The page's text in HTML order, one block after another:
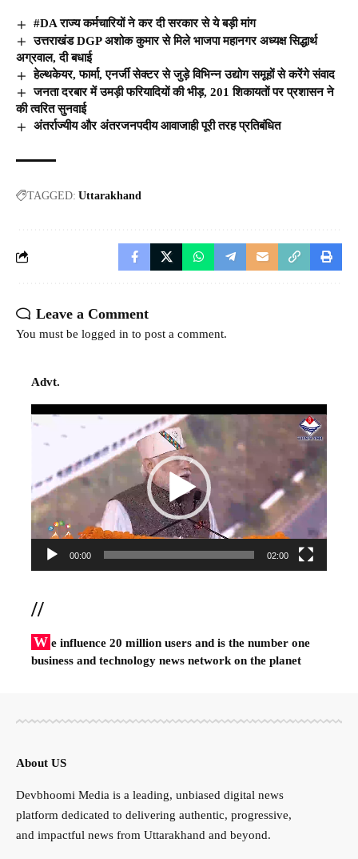
#DA राज्य कर्मचारियों ने कर दी सरकार से ये बड़ी मांग
उत्तराखंड DGP अशोक कुमार से मिले भाजपा महानगर अध्यक्ष सिद्धार्थ
अग्रवाल, दी बधाई
हेल्थकेयर, फार्मा, एनर्जी सेक्टर से जुड़े विभिन्न उद्योग समूहों से करेंगे संवाद
जनता दरबार में उमड़ी फरियादियों की भीड़, 201 शिकायतों पर प्रशासन ने
की त्वरित सुनवाई
अंतर्राज्यीय और अंतरजनपदीय आवाजाही पूरी तरह प्रतिबंधित
TAGGED: Uttarakhand
Leave a Comment
You must be logged in to post a comment.
Advt.
Video
00:00 02:00
//
W e influence 20 million users and is the number one
business and technology news network on the planet
About US
Devbhoomi Media is a leading, unbiased digital news
platform dedicated to delivering authentic, progressive,
and impactful news from Uttarakhand and beyond.